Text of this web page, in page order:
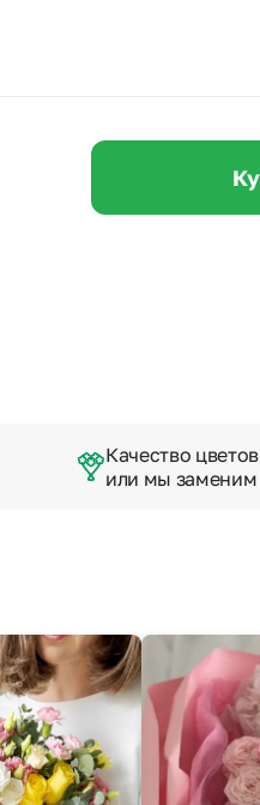
Качество
или мы заменим